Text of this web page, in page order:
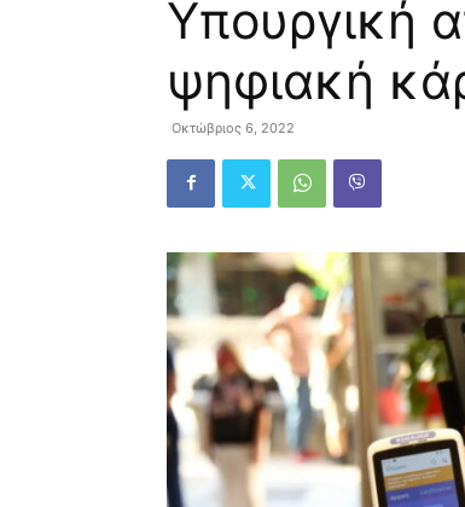
Υπουργική
ψηφιακή
Οκτώβριος 6, 2022